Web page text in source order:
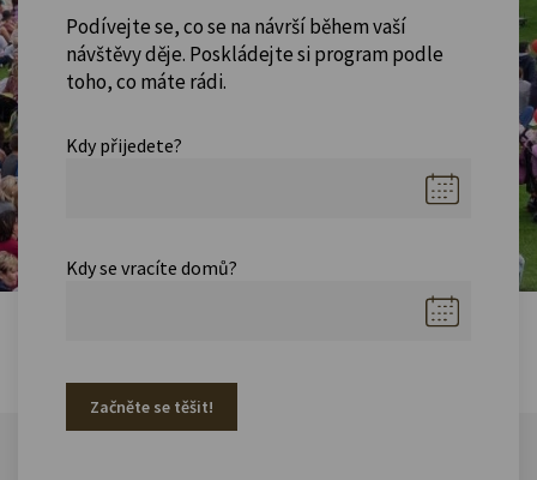
Podívejte se, co se na návrší během vaší
návštěvy děje. Poskládejte si program podle
toho, co máte rádi.
Kdy přijedete?
Kdy se vracíte domů?
Začněte se těšit!